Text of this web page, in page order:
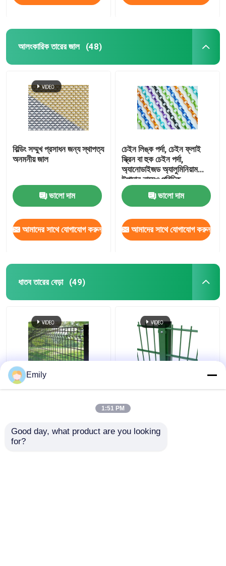
আলংকারিক তারের জাল (48)
বিল্ডিং সম্মুখ প্রসাধন জন্য স্থাপত্য
অনমনীয় জাল
ভালো দাম
আমাদের সাথে যোগাযোগ করুন
চেইন লিঙ্ক পর্দা, চেইন ফ্লাই
স্ক্রিন বা হুক চেইন পর্দা,
অ্যানোডাইজড অ্যালুমিনিয়াম
উপাদান নামেও পরিচিত
ভালো দাম
আমাদের সাথে যোগাযোগ করুন
ধাতব তারের বেড়া (49)
বর্গাকার পোস্ট সহ
ভালো দাম
৬/৫/৬মিমি তার
ভালো দাম
Emily
1:51 PM
Good day, what product are you looking
for?